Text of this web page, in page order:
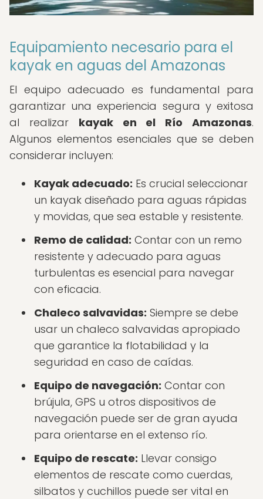
Equipamiento necesario para el
kayak en aguas del Amazonas
El equipo adecuado es fundamental para
garantizar una experiencia segura y exitosa
al realizar kayak en el Río Amazonas.
Algunos elementos esenciales que se deben
considerar incluyen:
Kayak adecuado: Es crucial seleccionar
un kayak diseñado para aguas rápidas
y movidas, que sea estable y resistente.
Remo de calidad: Contar con un remo
resistente y adecuado para aguas
turbulentas es esencial para navegar
con eficacia.
Chaleco salvavidas: Siempre se debe
usar un chaleco salvavidas apropiado
que garantice la flotabilidad y la
seguridad en caso de caídas.
Equipo de navegación: Contar con
brújula, GPS u otros dispositivos de
navegación puede ser de gran ayuda
para orientarse en el extenso río.
Equipo de rescate: Llevar consigo
elementos de rescate como cuerdas,
silbatos y cuchillos puede ser vital en